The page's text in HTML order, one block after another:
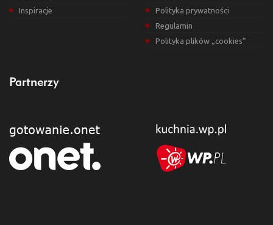
Inspiracje
Polityka prywatności
Regulamin
Polityka plików „cookies”
Partnerzy